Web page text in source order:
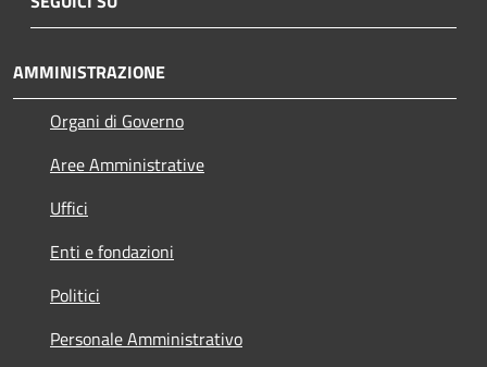
AMMINISTRAZIONE
Organi di Governo
Aree Amministrative
Uffici
Enti e fondazioni
Politici
Personale Amministrativo